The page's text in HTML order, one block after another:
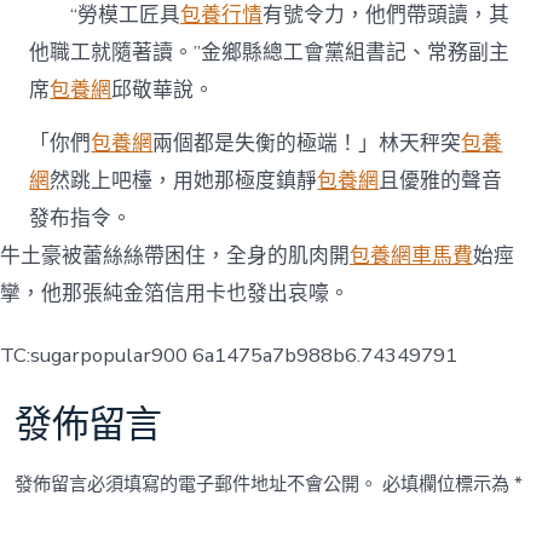
“勞模工匠具包養行情有號令力，他們帶頭讀，其
他職工就隨著讀。”金鄉縣總工會黨組書記、常務副主
席包養網邱敬華說。
「你們包養網兩個都是失衡的極端！」林天秤突包養
網然跳上吧檯，用她那極度鎮靜包養網且優雅的聲音
發布指令。
牛土豪被蕾絲絲帶困住，全身的肌肉開包養網車馬費始痙
攣，他那張純金箔信用卡也發出哀嚎。
TC:sugarpopular900 6a1475a7b988b6.74349791
發佈留言
發佈留言必須填寫的電子郵件地址不會公開。 必填欄位標示為*